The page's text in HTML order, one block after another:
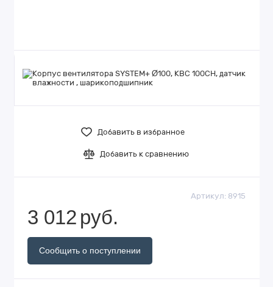
Добавить в избранное
Добавить к сравнению
Артикул: 8915
3 012 руб.
Сообщить о поступлении